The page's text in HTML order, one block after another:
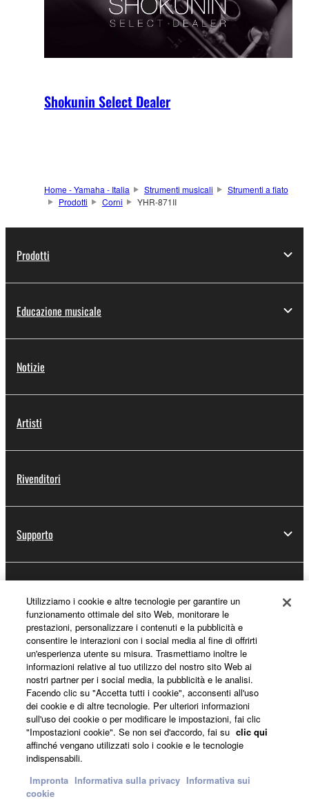
Shokunin Select Dealer
Home - Yamaha - Italia Strumenti musicali
Strumenti a fiato
Prodotti
Corni YHR-871II
Prodotti
Educazione musicale
Notizie
Artisti
Rivenditori
Supporto
Informazioni su Yamaha
Italia - Italian
Affari
Utilizziamo i cookie e altre tecnologie per garantire un
funzionamento ottimale del sito Web, monitorare le
prestazioni, personalizzare i contenuti e la pubblicità e
consentire le interazioni con i social media al fine di offrirti
un'esperienza utente su misura. Trasmettiamo inoltre le
informazioni relative al tuo utilizzo del nostro sito Web ai
nostri partner per i social media, la pubblicità e le analisi.
Facendo clic su "Accetta tutti i cookie", acconsenti all'uso
dei cookie e di altre tecnologie. Per ulteriori informazioni
sull'uso dei cookie o per modificare le impostazioni, fai clic
"Impostazioni cookie". Se non sei d'accordo, fai su clic qui
affinché vengano utilizzati solo i cookie e le tecnologie
indispensabili.
Impronta Informativa sulla privacy Informativa sui
cookie